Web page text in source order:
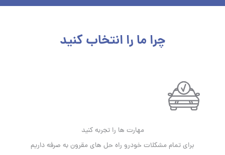
چرا ما را انتخاب کنید
مهارت ها را تجربه کنید
برای تمام مشکلات خودرو راه حل های مقرون به صرفه داریم